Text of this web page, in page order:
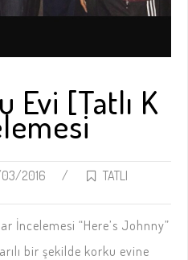
Evi [Tatlı K
2016 /
TATLI
İncelemesi “Here’s Johnny”
bir şekilde korku evine